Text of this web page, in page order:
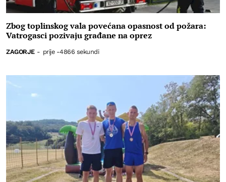
Zbog toplinskog vala povećana opasnost od požara:
Vatrogasci pozivaju građane na oprez
ZAGORJE - prije -4866 sekundi